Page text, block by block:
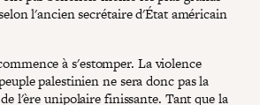
l'ancien secrétaire d'État américain
à s'estomper. La violence
palestinien ne sera donc pas la
l'ère unipolaire finissante. Tant que la